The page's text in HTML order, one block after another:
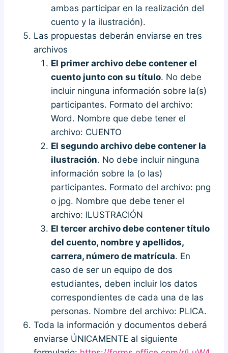
ambas participar en la realización del
cuento y la ilustración).
Las propuestas deberán enviarse en tres
archivos
El primer archivo debe contener el
cuento junto con su título. No debe
incluir ninguna información sobre la(s)
participantes. Formato del archivo:
Word. Nombre que debe tener el
archivo: CUENTO
El segundo archivo debe contener la
ilustración. No debe incluir ninguna
información sobre la (o las)
participantes. Formato del archivo: png
o jpg. Nombre que debe tener el
archivo: ILUSTRACIÓN
El tercer archivo debe contener título
del cuento, nombre y apellidos,
carrera, número de matrícula. En
caso de ser un equipo de dos
estudiantes, deben incluir los datos
correspondientes de cada una de las
personas. Nombre del archivo: PLICA.
Toda la información y documentos deberá
enviarse ÚNICAMENTE al siguiente